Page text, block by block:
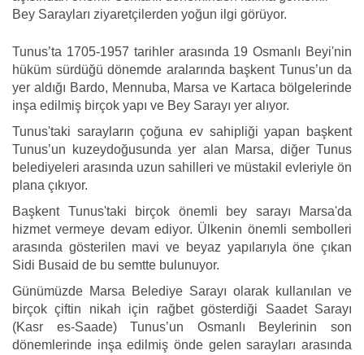
Bey Sarayları ziyaretçilerden yoğun ilgi görüyor.
Tunus’ta 1705-1957 tarihler arasında 19 Osmanlı Beyi'nin
hüküm sürdüğü dönemde aralarında başkent Tunus’un da
yer aldığı Bardo, Mennuba, Marsa ve Kartaca bölgelerinde
inşa edilmiş birçok yapı ve Bey Sarayı yer alıyor.
Tunus'taki sarayların çoğuna ev sahipliği yapan başkent
Tunus’un kuzeydoğusunda yer alan Marsa, diğer Tunus
belediyeleri arasında uzun sahilleri ve müstakil evleriyle ön
plana çıkıyor.
Başkent Tunus'taki birçok önemli bey sarayı Marsa'da
hizmet vermeye devam ediyor. Ülkenin önemli sembolleri
arasında gösterilen mavi ve beyaz yapılarıyla öne çıkan
Sidi Busaid de bu semtte bulunuyor.
Günümüzde Marsa Belediye Sarayı olarak kullanılan ve
birçok çiftin nikah için rağbet gösterdiği Saadet Sarayı
(Kasr es-Saade) Tunus’un Osmanlı Beylerinin son
dönemlerinde inşa edilmiş önde gelen sarayları arasında